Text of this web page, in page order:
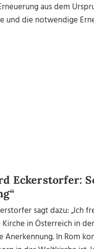
aus dem
und die notwendige
Eckerstorfer:
sagt dazu: „Ich
in Österreich in
Anerkennung. In Rom